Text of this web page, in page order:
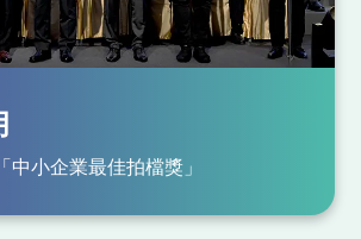
小企業最佳拍檔獎」